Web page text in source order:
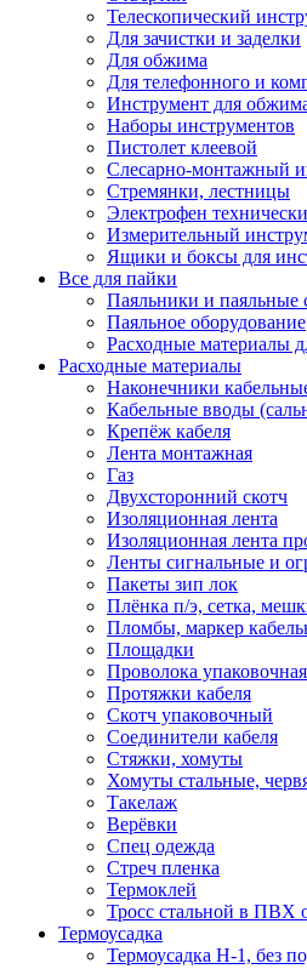
Телескопический
Для зачистки и заделки
Для обжима
Для телефонного и
Инструмент для
Наборы инструментов
Пистолет клеевой
Слесарно-монтажный
Стремянки, лестницы
Электрофен
Измерительный
Ящики и боксы для
Все для пайки
Паяльники и паяльные
Паяльное оборудование
Расходные материалы
Расходные материалы
Наконечники
Кабельные вводы
Крепёж кабеля
Лента монтажная
Газ
Двухсторонний скотч
Изоляционная лента
Изоляционная лента
Ленты сигнальные и
Пакеты зип лок
Плёнка п/э, сетка,
Пломбы, маркер
Площадки
Проволока упаковочная
Протяжки кабеля
Скотч упаковочный
Соединители кабеля
Стяжки, хомуты
Хомуты стальные,
Такелаж
Верёвки
Спец одежда
Стреч пленка
Термоклей
Тросс стальной в ПВХ
Термоусадка
Термоусадка H-1, без